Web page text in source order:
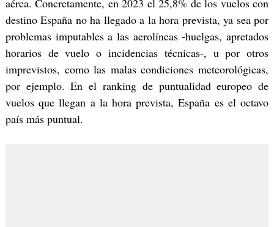
aérea. Concretamente, en 2023 el 25,8% de los vuelos con
destino España no ha llegado a la hora prevista, ya sea por
problemas imputables a las aerolíneas -huelgas, apretados
horarios de vuelo o incidencias técnicas-, u por otros
imprevistos, como las malas condiciones meteorológicas,
por ejemplo. En el ranking de puntualidad europeo de
vuelos que llegan a la hora prevista, España es el octavo
país más puntual.